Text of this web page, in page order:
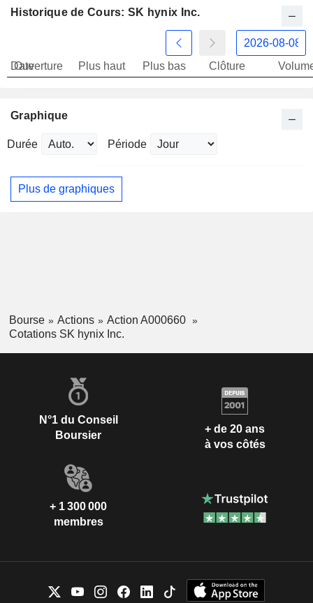
Historique de Cours: SK hynix Inc.
Date
Ouverture Plus haut Plus bas Clôture
Graphique
Durée Période
Plus de graphiques
Bourse Actions
Action A000660
Cotations SK hynix Inc.
N°1 du Conseil
Boursier
+ de 20 ans
à vos côtés
+ 1 300 000
membres